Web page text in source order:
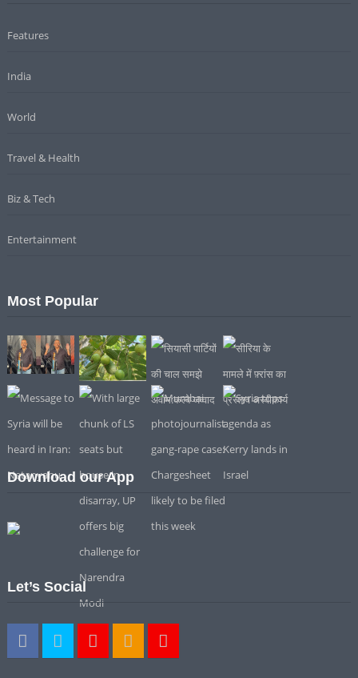
Features
India
World
Travel & Health
Biz & Tech
Entertainment
Most Popular
Download our App
Let’s Social